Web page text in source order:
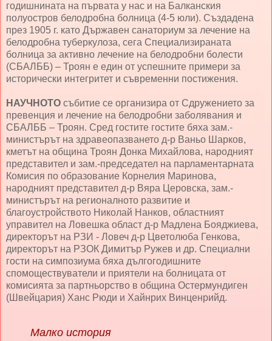
годишнината на първата у нас и на Балканския
полуостров белодробна болница (4-5 юли). Създадена
през 1905 г. като Държавен санаториум за лечение на
белодробна туберкулоза, сега Специализираната
болница за активно лечение на белодробни болести
(СБАЛББ) – Троян е един от успешните примери за
исторически интегритет и съвременни постижения.
НАУЧНОТО събитие се организира от Сдружението за
превенция и лечение на белодробни заболявания и
СБАЛББ – Троян. Сред гостите гостите бяха зам.-
министърът на здравеопазването д-р Ваньо Шарков,
кметът на община Троян Донка Михайлова, народният
представител и зам.-председател на парламентарната
Комисия по образование Корнелия Маринова,
народният представител д-р Вяра Церовска, зам.-
министърът на регионалното развитие и
благоустройството Николай Нанков, областният
управител на Ловешка област д-р Мадлена Бояджиева,
директорът на РЗИ - Ловеч д-р Цветолюба Генкова,
директорът на РЗОК Димитър Ружев и др. Специални
гости на симпозиума бяха дългогодишните
спомоществуватели и приятели на болницата от
комисията за партньорство в община Остермундиген
(Швейцария) Ханс Рюди и Хайнрих Винценрийд.
Малко история